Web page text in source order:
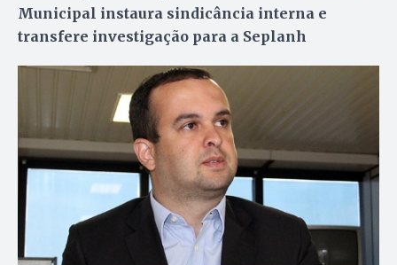
Municipal instaura sindicância interna e
transfere investigação para a Seplanh